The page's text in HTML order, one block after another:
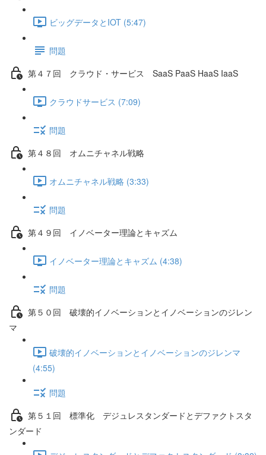
ビッグデータとIOT (5:47)
問題
第４７回 クラウド・サービス SaaS PaaS HaaS IaaS
クラウドサービス (7:09)
問題
第４８回 オムニチャネル戦略
オムニチャネル戦略 (3:33)
問題
第４９回 イノベーター理論とキャズム
イノベーター理論とキャズム (4:38)
問題
第５０回 破壊的イノベーションとイノベーションのジレン
マ
破壊的イノベーションとイノベーションのジレンマ
(4:55)
問題
第５１回 標準化 デジュレスタンダードとデファクトスタ
ンダード